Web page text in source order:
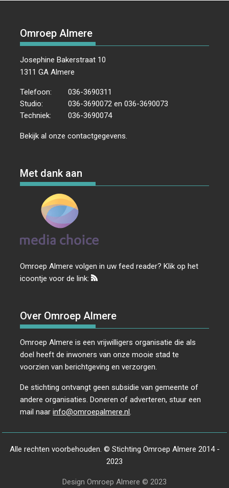
Omroep Almere
Josephine Bakerstraat 10
1311 GA Almere
Telefoon:
036-3690311
Studio:
036-3690072 en 036-3690073
Techniek:
036-3690074
Bekijk al onzecontactgegevens
Met dank aan
Omroep Almere volgen in uw feed reader? Klik op het
icoontje voor de link:
Over Omroep Almere
Omroep Almere is een vrijwilligers organisatie die als
doel heeft de inwoners van onze mooie stad te
voorzien van berichtgeving en verzorgen.
De stichting ontvangt geen subsidie van gemeente of
andere organisaties. Doneren of adverteren, stuur een
mail naarinfo@omroepalmere.nl.
Alle rechten voorbehouden. © Stichting Omroep Almere 2014 -
2023
Design Omroep Almere © 2023